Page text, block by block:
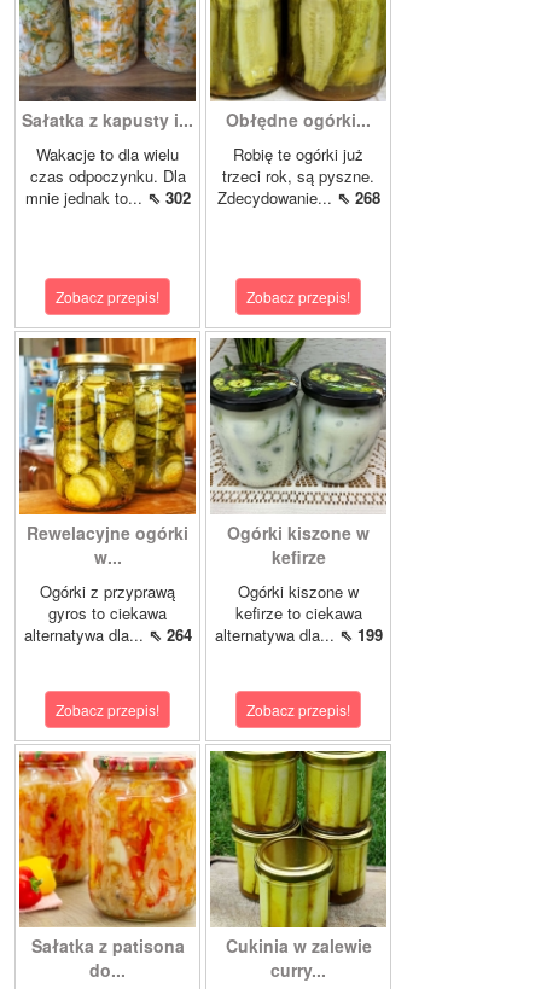
Sałatka z kapusty i...
Wakacje to dla wielu
czas odpoczynku. Dla
mnie jednak to... ⇖ 302
Zobacz przepis!
Obłędne ogórki...
Robię te ogórki już
trzeci rok, są pyszne.
Zdecydowanie... ⇖ 268
Zobacz przepis!
Rewelacyjne ogórki
w...
Ogórki z przyprawą
gyros to ciekawa
alternatywa dla... ⇖ 264
Zobacz przepis!
Ogórki kiszone w
kefirze
Ogórki kiszone w
kefirze to ciekawa
alternatywa dla... ⇖ 199
Zobacz przepis!
Sałatka z patisona
do...
Cukinia w zalewie
curry...